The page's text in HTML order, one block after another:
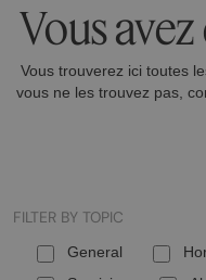
Vous
Vous trouverez ici toutes
vous ne les trouvez pas,
FILTER BY TOPIC
General